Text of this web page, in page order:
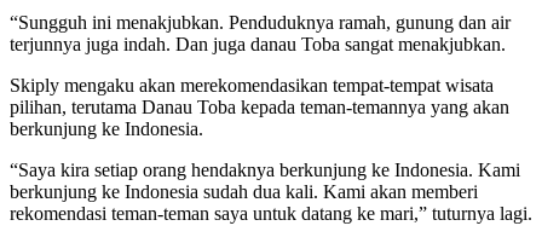
“Sungguh ini menakjubkan. Penduduknya ramah, gunung dan air
terjunnya juga indah. Dan juga danau Toba sangat menakjubkan.
Skiply mengaku akan merekomendasikan tempat-tempat wisata
pilihan, terutama Danau Toba kepada teman-temannya yang akan
berkunjung ke Indonesia.
“Saya kira setiap orang hendaknya berkunjung ke Indonesia. Kami
berkunjung ke Indonesia sudah dua kali. Kami akan memberi
rekomendasi teman-teman saya untuk datang ke mari,” tuturnya lagi.